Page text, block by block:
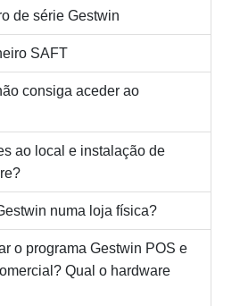
de série Gestwin
SAFT
consiga aceder ao
ao local e instalação de
numa loja física?
o programa Gestwin POS e
Qual o hardware